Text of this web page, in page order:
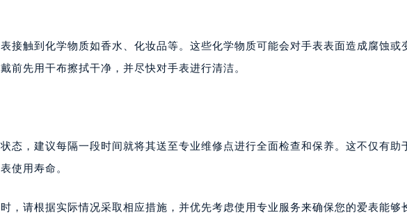
接触到化学物质如香水、化妆品等。这些化学物质可能会对手表表面造成腐蚀或
前先用干布擦拭干净，并尽快对手表进行清洁。
态，建议每隔一段时间就将其送至专业维修点进行全面检查和保养。这不仅有助
使用寿命。
，请根据实际情况采取相应措施，并优先考虑使用专业服务来确保您的爱表能够